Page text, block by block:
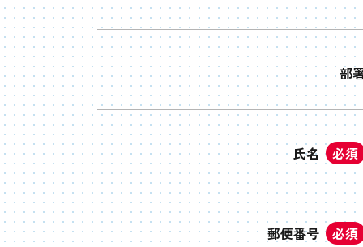
部
氏名 必須
郵便番号 必須